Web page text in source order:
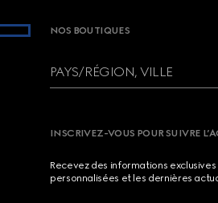
NOS BOUTIQUES
PAYS/RÉGION, VILLE
INSCRIVEZ-VOUS POUR SUIVRE
Recevez des informations
personnalisées et les dernières